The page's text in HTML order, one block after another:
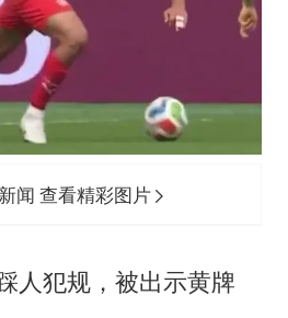
闻 查看精彩图片
人犯规，被出示黄牌